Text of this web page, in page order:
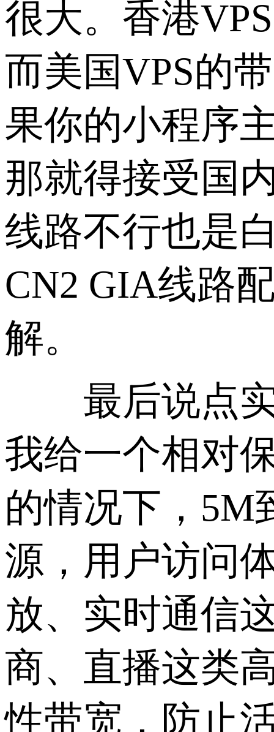
很大。香港
而美国VPS的
果你的小程序
那就得接受国
线路不行也是
CN2 GIA线路
解。
最后说点实
我给一个相对
的情况下，5M
源，用户访问
放、实时通信
商、直播这类
性带宽，防止